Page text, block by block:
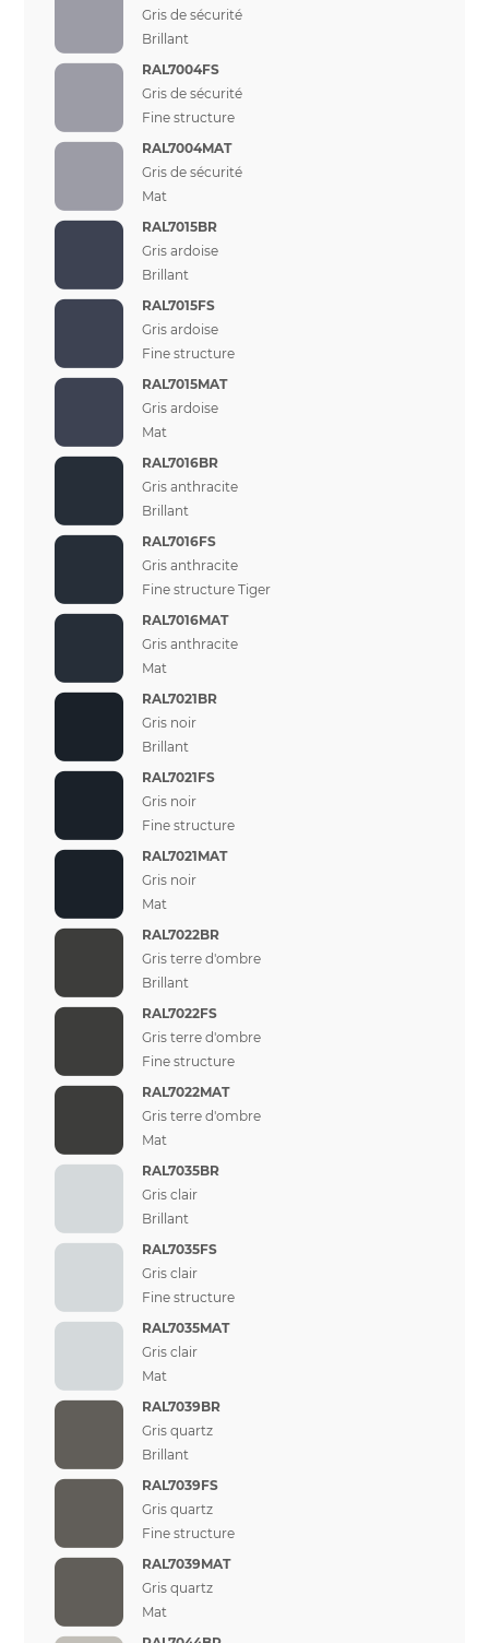
Gris de sécurité
Brillant
RAL7004FS
Gris de sécurité
Fine structure
RAL7004MAT
Gris de sécurité
Mat
RAL7015BR
Gris ardoise
Brillant
RAL7015FS
Gris ardoise
Fine structure
RAL7015MAT
Gris ardoise
Mat
RAL7016BR
Gris anthracite
Brillant
RAL7016FS
Gris anthracite
Fine structure Tiger
RAL7016MAT
Gris anthracite
Mat
RAL7021BR
Gris noir
Brillant
RAL7021FS
Gris noir
Fine structure
RAL7021MAT
Gris noir
Mat
RAL7022BR
Gris terre d'ombre
Brillant
RAL7022FS
Gris terre d'ombre
Fine structure
RAL7022MAT
Gris terre d'ombre
Mat
RAL7035BR
Gris clair
Brillant
RAL7035FS
Gris clair
Fine structure
RAL7035MAT
Gris clair
Mat
RAL7039BR
Gris quartz
Brillant
RAL7039FS
Gris quartz
Fine structure
RAL7039MAT
Gris quartz
Mat